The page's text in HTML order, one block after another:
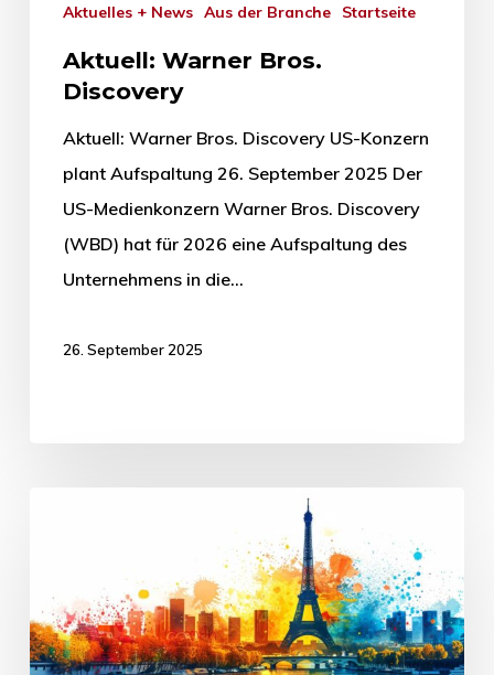
Aktuelles + News Aus der Branche Startseite
Aktuell: Warner Bros.
Discovery
Aktuell: Warner Bros. Discovery US-Konzern
plant Aufspaltung 26. September 2025 Der
US-Medienkonzern Warner Bros. Discovery
(WBD) hat für 2026 eine Aufspaltung des
Unternehmens in die…
26. September 2025